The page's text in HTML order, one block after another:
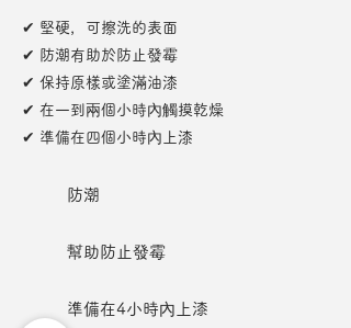
✔ 堅硬，可擦洗的表面
✔ 防潮有助於防止發霉
✔ 保持原樣或塗滿油漆
✔ 在一到兩個小時內觸摸乾燥
✔ 準備在四個小時內上漆
防潮
幫助防止發霉
準備在4小時內上漆